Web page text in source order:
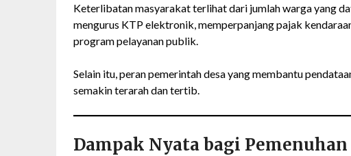
Keterlibatan masyarakat terlihat dari jumlah warga yang
mengurus KTP elektronik, memperpanjang pajak
program pelayanan publik.
Selain itu, peran pemerintah desa yang membantu
semakin terarah dan tertib.
Dampak Nyata bagi